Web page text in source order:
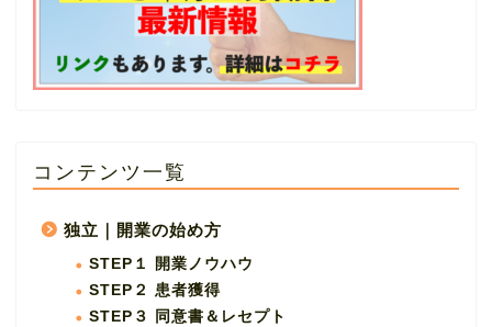
コンテンツ一覧
独立｜開業の始め方
STEP１ 開業ノウハウ
STEP２ 患者獲得
STEP３ 同意書＆レセプト